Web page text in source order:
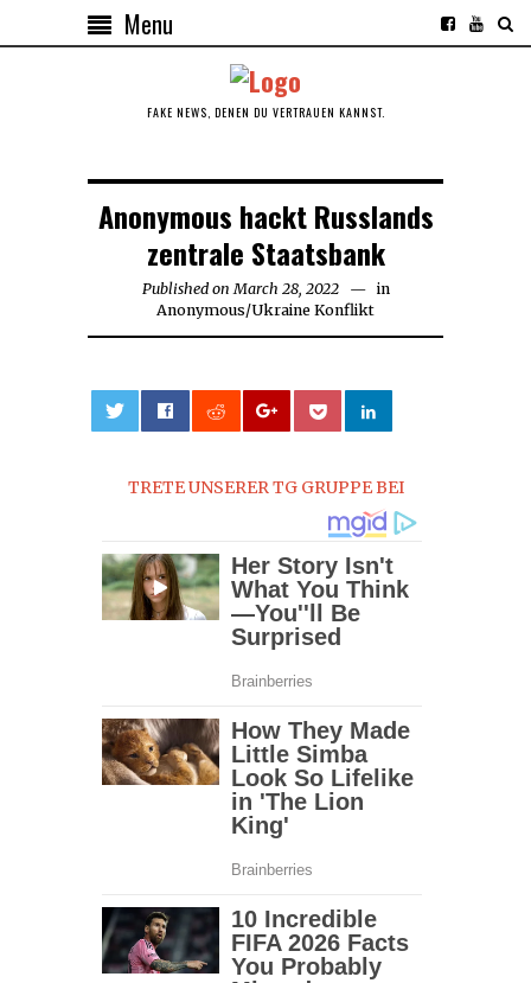
Menu
FAKE NEWS, DENEN DU VERTRAUEN KANNST.
Anonymous hackt Russlands
zentrale Staatsbank
Published on March 28, 2022
in
Anonymous/Ukraine Konflikt
TRETE UNSERER TG GRUPPE BEI